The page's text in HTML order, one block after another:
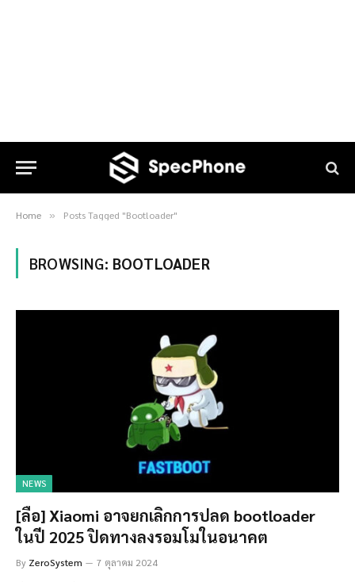
Home » Posts Tagged "Bootloader"
BROWSING: BOOTLOADER
NEWS
[ลือ] Xiaomi อาจยกเลิกการปลด bootloader
ในปี 2025 ปิดทางลงรอมโมในอนาคต
By ZeroSystem 7 ตุลาคม 2024